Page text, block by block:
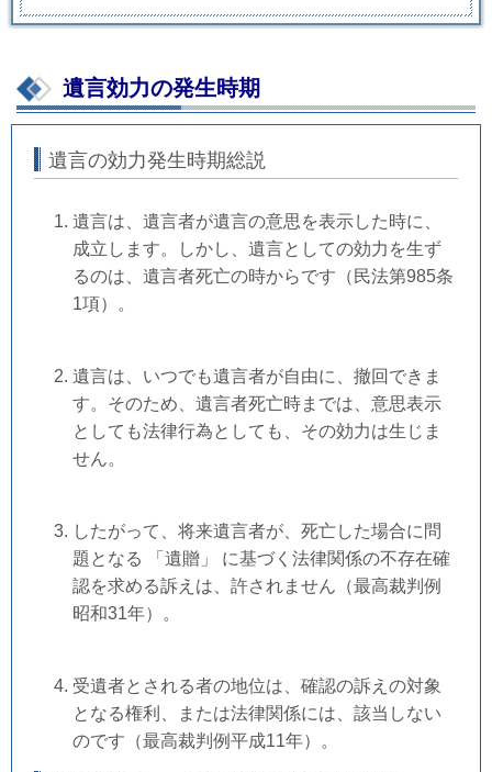
遺言効力の発生時期
遺言の効力発生時期総説
遺言は、遺言者が遺言の意思を表示した時に、
成立します。しかし、遺言としての効力を生ず
るのは、遺言者死亡の時からです（民法第985条
1項）。
遺言は、いつでも遺言者が自由に、撤回できま
す。そのため、遺言者死亡時までは、意思表示
としても法律行為としても、その効力は生じま
せん。
したがって、将来遺言者が、死亡した場合に問
題となる 「遺贈」 に基づく法律関係の不存在確
認を求める訴えは、許されません（最高裁判例
昭和31年）。
受遺者とされる者の地位は、確認の訴えの対象
となる権利、または法律関係には、該当しない
のです（最高裁判例平成11年）。